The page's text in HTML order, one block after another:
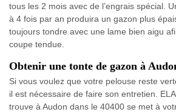
tous les 2 mois avec de l’engrais spécial.
à 4 fois par an produira un gazon plus
toujours tondre avec une lame bien aigu
coupe tendue.
Obtenir une tonte de gazon à
Si vous voulez que votre pelouse reste
il est nécessaire de faire son entretien.
trouve à Audon dans le 40400 se met à